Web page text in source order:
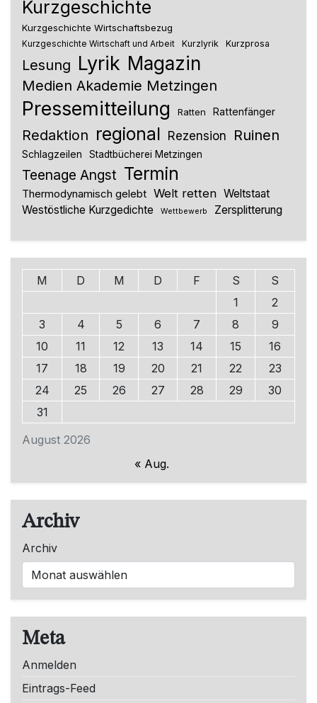
Kurzgeschichte
Kurzgeschichte Wirtschaftsbezug
Kurzgeschichte Wirtschaft und Arbeit Kurzlyrik Kurzprosa
Lesung Lyrik Magazin
Medien Akademie Metzingen
Pressemitteilung Ratten Rattenfänger
Redaktion regional Rezension Ruinen
Schlagzeilen Stadtbücherei Metzingen
Teenage Angst Termin
Thermodynamisch gelebt Welt retten Weltstaat
Westöstliche Kurzgedichte
Wettbewerb Zersplitterung
August 2026
M D M D F S
S
1
2
3
4 5 6 7 8
9
10
11 12 13 14 15
16
17
18 19 20 21 22
23
24
25 26 27 28 29
30
31
« Aug.
Archiv
Archiv
Meta
Anmelden
Eintrags-Feed